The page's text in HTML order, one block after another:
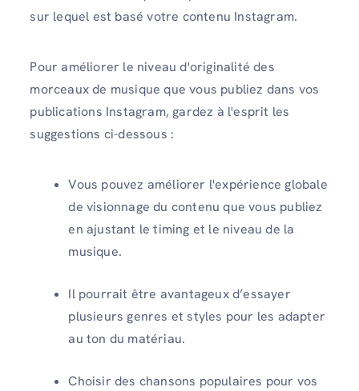
sur lequel est basé votre contenu Instagram.
Pour améliorer le niveau d'originalité des
morceaux de musique que vous publiez dans vos
publications Instagram, gardez à l'esprit les
suggestions ci-dessous :
Vous pouvez améliorer l'expérience globale
de visionnage du contenu que vous publiez
en ajustant le timing et le niveau de la
musique.
Il pourrait être avantageux d’essayer
plusieurs genres et styles pour les adapter
au ton du matériau.
Choisir des chansons populaires pour vos